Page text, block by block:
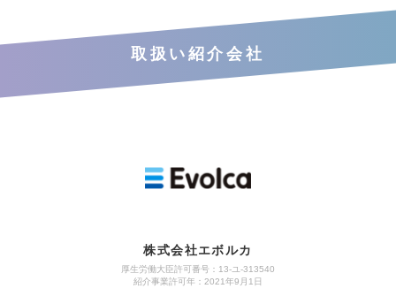
取扱い紹介会社
株式会社エボルカ
厚生労働大臣許可番号：13‐ユ‐313540
紹介事業許可年：2021年9月1日